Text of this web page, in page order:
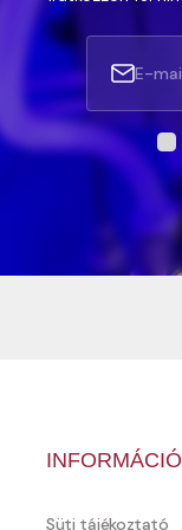
INFORMÁCIÓ
Süti tájékoztató